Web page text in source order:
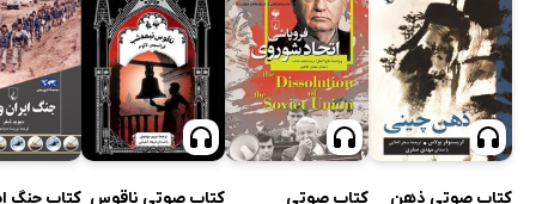
کتاب صوتی ذهن
کتاب صوتی
کتاب صوتی ناقوس کتاب جنگ